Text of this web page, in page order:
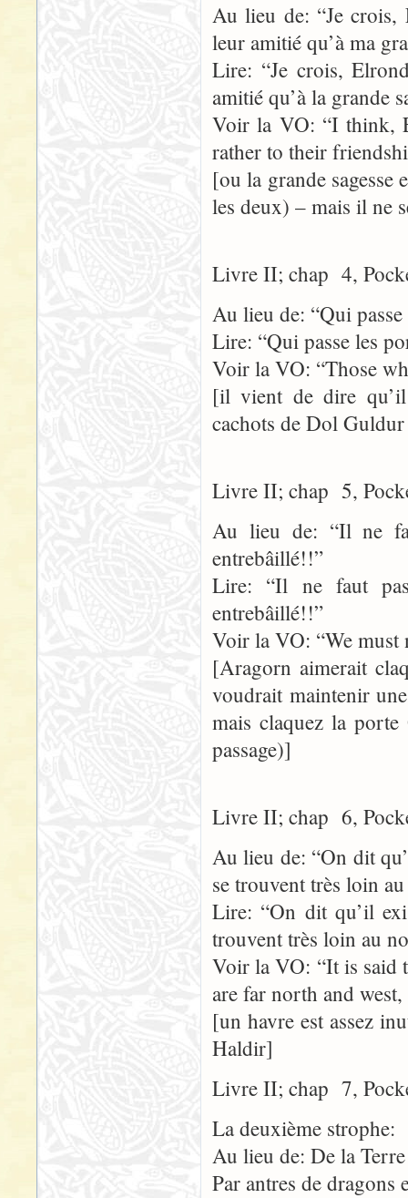
Au lieu de: “Je crois,
leur amitié qu’à ma
Lire: “Je crois,
amitié qu’à la grande
Voir la VO: “I think,
rather to their
[ou la grande sagesse
les deux) – mais il ne
Livre II; chap 4,
Au lieu de: “Qui
Lire: “Qui passe les
Voir la VO: “Those
[il vient de dire
cachots de Dol
Livre II; chap 5,
Au lieu de: “Il ne
entrebâillé!!”
Lire: “Il ne faut
entrebâillé!!”
Voir la VO: “We must
[Aragorn aimerait
voudrait maintenir
mais claquez la
passage)]
Livre II; chap 6,
Au lieu de: “On dit
se trouvent très loin
Lire: “On dit qu’il
trouvent très loin au
Voir la VO: “It is said
are far north and
[un havre est assez
Haldir]
Livre II; chap 7,
La deuxième strophe:
Au lieu de: De la
Par antres de dragons